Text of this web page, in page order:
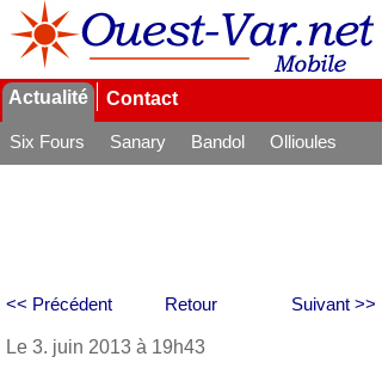
Actualité Contact
Six Fours Sanary Bandol
Ollioules
Retour
<< Précédent Suivant >>
Le 3. juin 2013 à 19h43